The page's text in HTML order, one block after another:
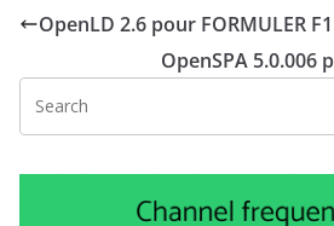
OpenLD 2.6 pour FORMULER F1
OpenSPA 5.0.006